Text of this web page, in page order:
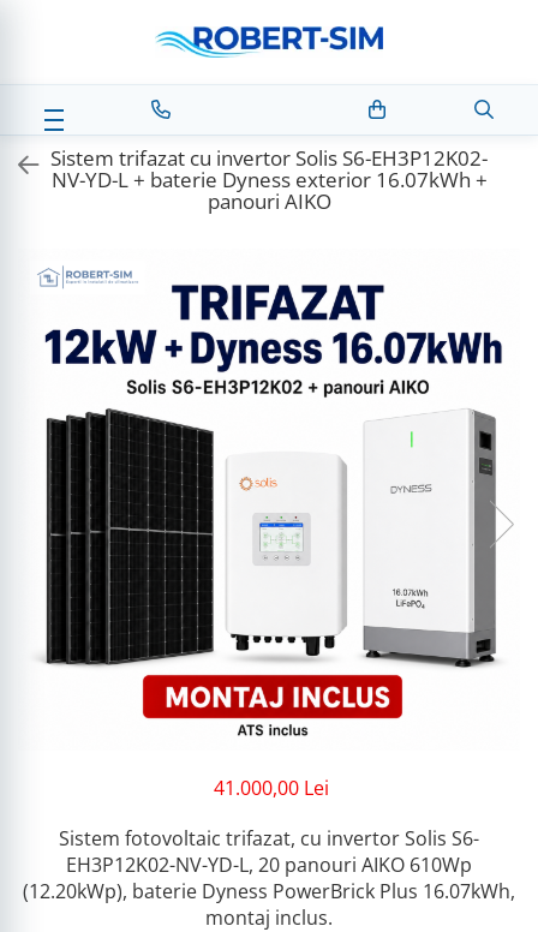
Sistem trifazat cu invertor Solis S6-EH3P12K02-
NV-YD-L + baterie Dyness exterior 16.07kWh +
panouri AIKO
41.000,00 Lei
Sistem fotovoltaic trifazat, cu invertor Solis S6-
EH3P12K02-NV-YD-L, 20 panouri AIKO 610Wp
(12.20kWp), baterie Dyness PowerBrick Plus 16.07kWh,
montaj inclus.